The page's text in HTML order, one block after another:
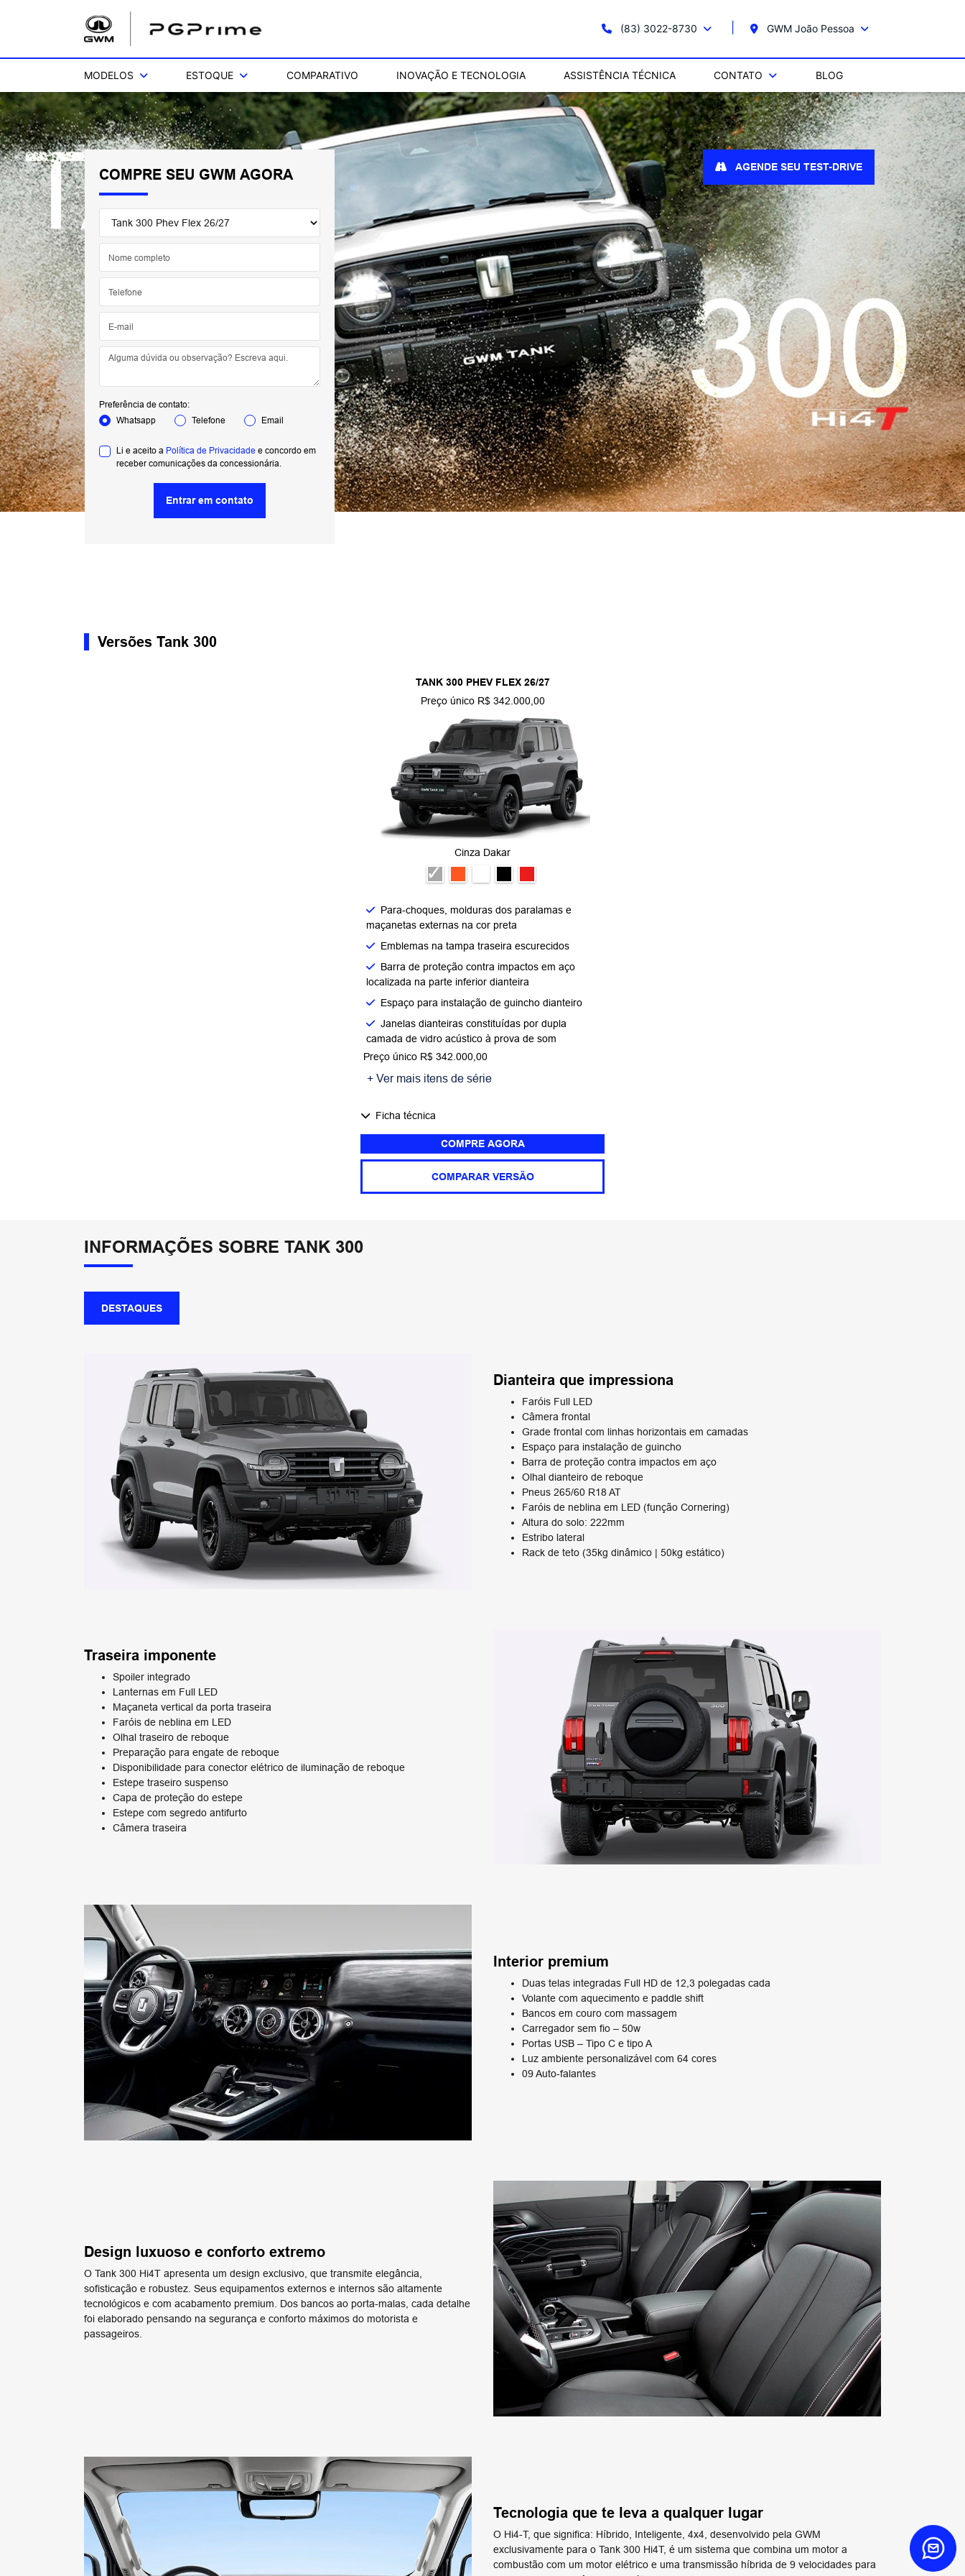
(83) 3022-8730 GWM João Pessoa
MODELOS ESTOQUE COMPARATIVO INOVAÇÃO E TECNOLOGIA ASSISTÊNCIA TÉCNICA CONTATO BLOG
COMPRE SEU GWM AGORA
Preferência de contato:
Whatsapp
Telefone Email
Li e aceito a Política de Privacidade e concordo em
receber comunicações da concessionária.
Entrar em contato
AGENDE SEU TEST-DRIVE
Versões Tank 300
TANK 300 PHEV FLEX 26/27
Preço único R$ 342.000,00
Cinza Dakar
Para-choques, molduras dos paralamas e
maçanetas externas na cor preta
Emblemas na tampa traseira escurecidos
Barra de proteção contra impactos em aço
localizada na parte inferior dianteira
Espaço para instalação de guincho dianteiro
Janelas dianteiras constituídas por dupla
camada de vidro acústico à prova de som
Preço único R$ 342.000,00
+ Ver mais itens de série
Ficha técnica
COMPRE AGORA
COMPARAR VERSÃO
INFORMAÇÕES SOBRE TANK 300
DESTAQUES
Dianteira que impressiona
Faróis Full LED
Câmera frontal
Grade frontal com linhas horizontais em camadas
Espaço para instalação de guincho
Barra de proteção contra impactos em aço
Olhal dianteiro de reboque
Pneus 265/60 R18 AT
Faróis de neblina em LED (função Cornering)
Altura do solo: 222mm
Estribo lateral
Rack de teto (35kg dinâmico | 50kg estático)
Traseira imponente
Spoiler integrado
Lanternas em Full LED
Maçaneta vertical da porta traseira
Faróis de neblina em LED
Olhal traseiro de reboque
Preparação para engate de reboque
Disponibilidade para conector elétrico de iluminação de reboque
Estepe traseiro suspenso
Capa de proteção do estepe
Estepe com segredo antifurto
Câmera traseira
Interior premium​
Duas telas integradas Full HD de 12,3 polegadas cada
Volante com aquecimento e paddle shift
Bancos em couro com massagem​
Carregador sem fio – 50w​
Portas USB – Tipo C e tipo A​
Luz ambiente personalizável com 64 cores
09 Auto-falantes
Design luxuoso e conforto extremo
O Tank 300 Hi4T apresenta um design exclusivo, que transmite elegância,
sofisticação e robustez. Seus equipamentos externos e internos são altamente
tecnológicos e com acabamento premium. Dos bancos ao porta-malas, cada detalhe
foi elaborado pensando na segurança e conforto máximos do motorista e
passageiros.
Tecnologia que te leva a qualquer lugar
O Hi4-T, que significa: Híbrido, Inteligente, 4x4, desenvolvido pela GWM
exclusivamente para o Tank 300 Hi4T, é um sistema que combina um motor a
combustão com um motor elétrico e uma transmissão híbrida de 9 velocidades para